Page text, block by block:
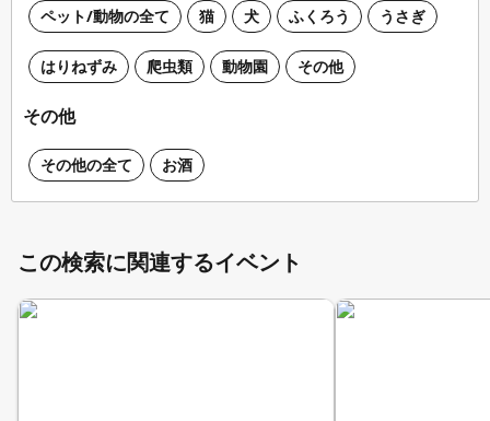
ペット/動物の全て 猫 犬 ふくろう うさぎ
はりねずみ 爬虫類 動物園 その他
その他
その他の全て お酒
この検索に関連するイベント